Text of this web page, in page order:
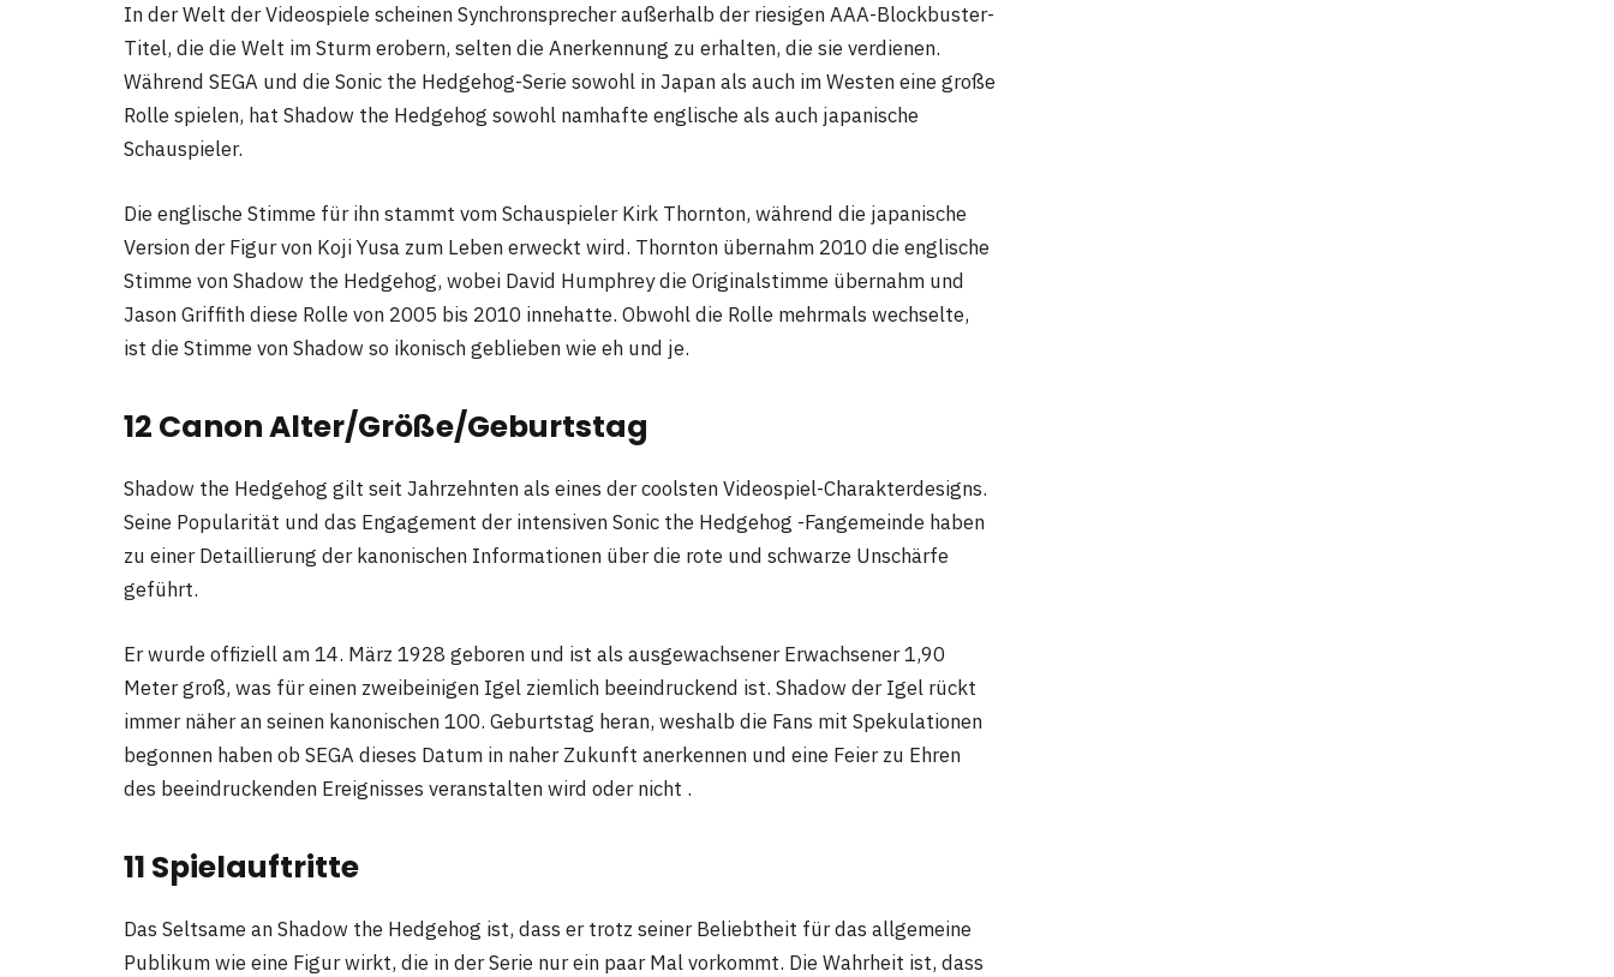
In der Welt der Videospiele scheinen Synchronsprecher außerhalb der riesigen AAA-Blockbuster-
Titel, die die Welt im Sturm erobern, selten die Anerkennung zu erhalten, die sie verdienen.
Während SEGA und die Sonic the Hedgehog-Serie sowohl in Japan als auch im Westen eine große
Rolle spielen, hat Shadow the Hedgehog sowohl namhafte englische als auch japanische
Schauspieler.
Die englische Stimme für ihn stammt vom Schauspieler Kirk Thornton, während die japanische
Version der Figur von Koji Yusa zum Leben erweckt wird. Thornton übernahm 2010 die englische
Stimme von Shadow the Hedgehog, wobei David Humphrey die Originalstimme übernahm und
Jason Griffith diese Rolle von 2005 bis 2010 innehatte. Obwohl die Rolle mehrmals wechselte,
ist die Stimme von Shadow so ikonisch geblieben wie eh und je.
12 Canon Alter/Größe/Geburtstag
Shadow the Hedgehog gilt seit Jahrzehnten als eines der coolsten Videospiel-Charakterdesigns.
Seine Popularität und das Engagement der intensiven Sonic the Hedgehog -Fangemeinde haben
zu einer Detaillierung der kanonischen Informationen über die rote und schwarze Unschärfe
geführt.
Er wurde offiziell am 14. März 1928 geboren und ist als ausgewachsener Erwachsener 1,90
Meter groß, was für einen zweibeinigen Igel ziemlich beeindruckend ist. Shadow der Igel rückt
immer näher an seinen kanonischen 100. Geburtstag heran, weshalb die Fans mit Spekulationen
begonnen haben ob SEGA dieses Datum in naher Zukunft anerkennen und eine Feier zu Ehren
des beeindruckenden Ereignisses veranstalten wird oder nicht .
11 Spielauftritte
Das Seltsame an Shadow the Hedgehog ist, dass er trotz seiner Beliebtheit für das allgemeine
Publikum wie eine Figur wirkt, die in der Serie nur ein paar Mal vorkommt. Die Wahrheit ist, dass